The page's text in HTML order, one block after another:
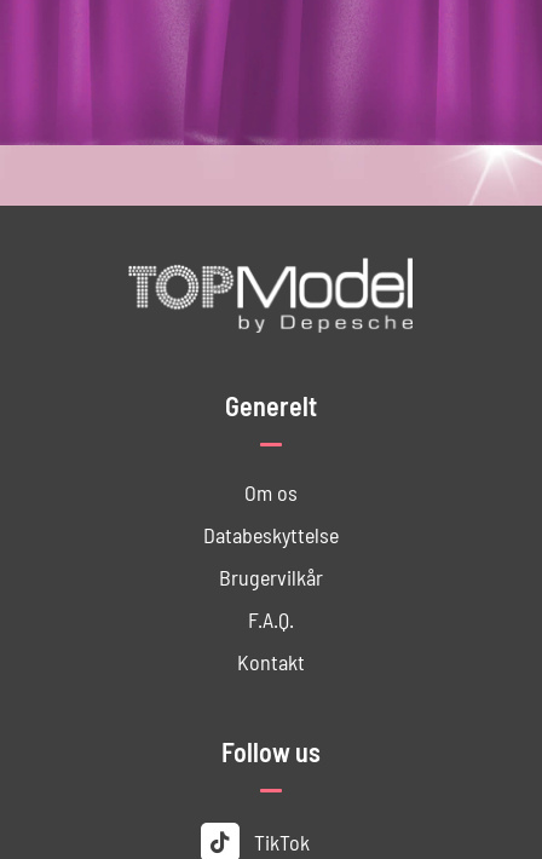
Generelt
Om os
Databeskyttelse
Brugervilkår
F.A.Q.
Kontakt
Follow us
TikTok